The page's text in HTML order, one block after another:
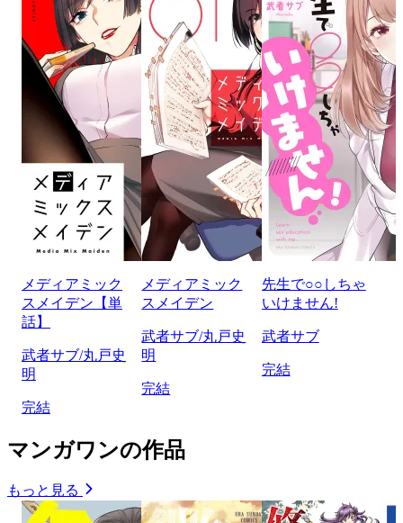
メディアミック
スメイデン【単
話】
武者サブ/丸戸史
明
完結
メディアミック
スメイデン
武者サブ/丸戸史
明
完結
先生で○○しちゃ
いけません!
武者サブ
完結
マンガワンの作品
もっと見る